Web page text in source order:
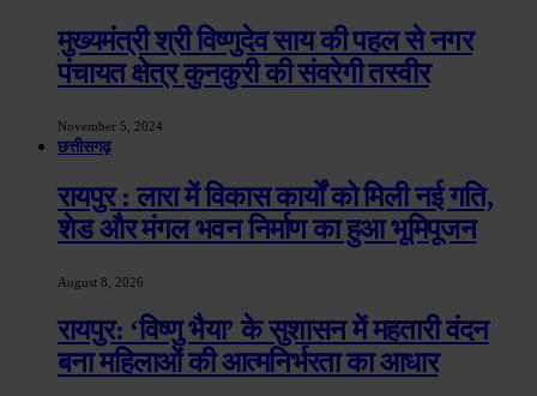
मुख्यमंत्री श्री विष्णुदेव साय की पहल से नगर
पंचायत क्षेत्र कुनकुरी की संवरेगी तस्वीर
November 5, 2024
छत्तीसगढ़
रायपुर : लारा में विकास कार्यों को मिली नई गति,
शेड और मंगल भवन निर्माण का हुआ भूमिपूजन
August 8, 2026
रायपुर: ‘विष्णु भैया’ के सुशासन में महतारी वंदन
बना महिलाओं की आत्मनिर्भरता का आधार